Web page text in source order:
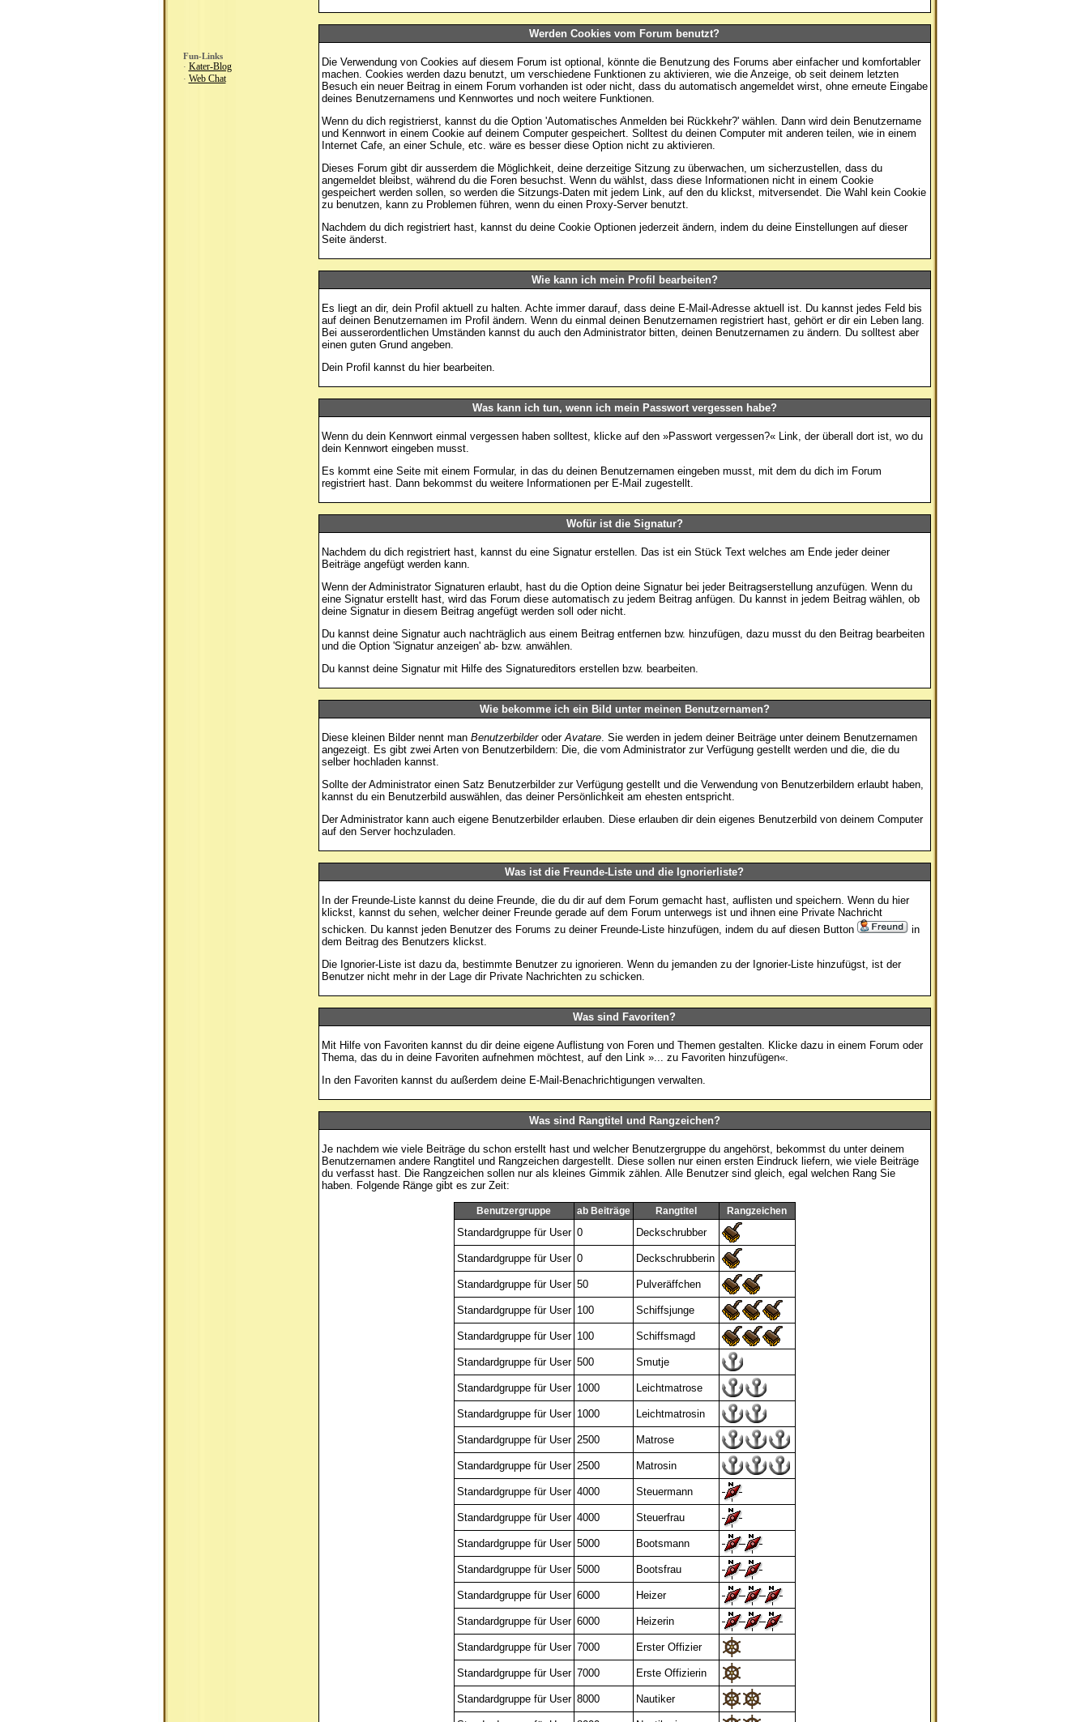
Fun-Links
· Kater-Blog
· Web Chat
Werden Cookies vom Forum benutzt?
Die Verwendung von Cookies auf diesem Forum ist optional, könnte die Benutzung des Forums aber einfacher und komfortabler
machen. Cookies werden dazu benutzt, um verschiedene Funktionen zu aktivieren, wie die Anzeige, ob seit deinem letzten
Besuch ein neuer Beitrag in einem Forum vorhanden ist oder nicht, dass du automatisch angemeldet wirst, ohne erneute Eingabe
deines Benutzernamens und Kennwortes und noch weitere Funktionen.
Wenn du dich registrierst, kannst du die Option 'Automatisches Anmelden bei Rückkehr?' wählen. Dann wird dein Benutzername
und Kennwort in einem Cookie auf deinem Computer gespeichert. Solltest du deinen Computer mit anderen teilen, wie in einem
Internet Cafe, an einer Schule, etc. wäre es besser diese Option nicht zu aktivieren.
Dieses Forum gibt dir ausserdem die Möglichkeit, deine derzeitige Sitzung zu überwachen, um sicherzustellen, dass du
angemeldet bleibst, während du die Foren besuchst. Wenn du wählst, dass diese Informationen nicht in einem Cookie
gespeichert werden sollen, so werden die Sitzungs-Daten mit jedem Link, auf den du klickst, mitversendet. Die Wahl kein Cookie
zu benutzen, kann zu Problemen führen, wenn du einen Proxy-Server benutzt.
Nachdem du dich registriert hast, kannst du deine Cookie Optionen jederzeit ändern, indem du deine Einstellungen auf dieser
Seiteänderst.
Wie kann ich mein Profil bearbeiten?
Es liegt an dir, dein Profil aktuell zu halten. Achte immer darauf, dass deine E-Mail-Adresse aktuell ist. Du kannst jedes Feld bis
auf deinen Benutzernamen im Profil ändern. Wenn du einmal deinen Benutzernamen registriert hast, gehört er dir ein Leben lang.
Bei ausserordentlichen Umständen kannst du auch den Administrator bitten, deinen Benutzernamen zu ändern. Du solltest aber
einen guten Grund angeben.
Dein Profil kannst du hierbearbeiten.
Was kann ich tun, wenn ich mein Passwort vergessen habe?
Wenn du dein Kennwort einmal vergessen haben solltest, klicke auf den »Passwort vergessen?« Link, der überall dort ist, wo du
dein Kennwort eingeben musst.
Es kommt eine Seite mit einem Formular, in das du deinen Benutzernamen eingeben musst, mit dem du dich im Forum
registriert hast. Dann bekommst du weitere Informationen per E-Mail zugestellt.
Wofür ist die Signatur?
Nachdem du dich registriert hast, kannst du eine Signatur erstellen. Das ist ein Stück Text welches am Ende jeder deiner
Beiträge angefügt werden kann.
Wenn der Administrator Signaturen erlaubt, hast du die Option deine Signatur bei jeder Beitragserstellung anzufügen. Wenn du
eine Signatur erstellt hast, wird das Forum diese automatisch zu jedem Beitrag anfügen. Du kannst in jedem Beitrag wählen, ob
deine Signatur in diesem Beitrag angefügt werden soll oder nicht.
Du kannst deine Signatur auch nachträglich aus einem Beitrag entfernen bzw. hinzufügen, dazu musst du den Beitrag bearbeiten
und die Option 'Signatur anzeigen' ab- bzw. anwählen.
Du kannst deine Signatur mit Hilfe des Signatureditors erstellen bzw. bearbeiten.
Wie bekomme ich ein Bild unter meinen Benutzernamen?
Diese kleinen Bilder nennt man BenutzerbilderoderAvatare. Sie werden in jedem deiner Beiträge unter deinem Benutzernamen
angezeigt. Es gibt zwei Arten von Benutzerbildern: Die, die vom Administrator zur Verfügung gestellt werden und die, die du
selber hochladen kannst.
Sollte der Administrator einen Satz Benutzerbilder zur Verfügung gestellt und die Verwendung von Benutzerbildern erlaubt haben,
kannst du ein Benutzerbild auswählen, das deiner Persönlichkeit am ehesten entspricht.
Der Administrator kann auch eigene Benutzerbilder erlauben. Diese erlauben dir dein eigenes Benutzerbild von deinem Computer
auf den Server hochzuladen.
Was ist die Freunde-Liste und die Ignorierliste?
In der Freunde-Liste kannst du deine Freunde, die du dir auf dem Forum gemacht hast, auflisten und speichern. Wenn du hier
klickst, kannst du sehen, welcher deiner Freunde gerade auf dem Forum unterwegs ist und ihnen eine Private Nachricht
schicken. Du kannst jeden Benutzer des Forums zu deiner Freunde-Liste hinzufügen, indem du auf diesen Button
in
dem Beitrag des Benutzers klickst.
Die Ignorier-Liste ist dazu da, bestimmte Benutzer zu ignorieren. Wenn du jemanden zu der Ignorier-Liste hinzufügst, ist der
Benutzer nicht mehr in der Lage dir Private Nachrichten zu schicken.
Was sind Favoriten?
Mit Hilfe von Favoriten kannst du dir deine eigene Auflistung von Foren und Themen gestalten. Klicke dazu in einem Forum oder
Thema, das du in deine Favoriten aufnehmen möchtest, auf den Link »... zu Favoriten hinzufügen«.
In den Favoritenkannst du außerdem deine E-Mail-Benachrichtigungen verwalten.
Was sind Rangtitel und Rangzeichen?
Je nachdem wie viele Beiträge du schon erstellt hast und welcher Benutzergruppe du angehörst, bekommst du unter deinem
Benutzernamen andere Rangtitel und Rangzeichen dargestellt. Diese sollen nur einen ersten Eindruck liefern, wie viele Beiträge
du verfasst hast. Die Rangzeichen sollen nur als kleines Gimmik zählen. Alle Benutzer sind gleich, egal welchen Rang Sie
haben. Folgende Ränge gibt es zur Zeit:
Benutzergruppe ab Beiträge Rangtitel Rangzeichen
Standardgruppe für User 0 Deckschrubber
Standardgruppe für User 0 Deckschrubberin
Standardgruppe für User 50 Pulveräffchen
Standardgruppe für User 100 Schiffsjunge
Standardgruppe für User 100 Schiffsmagd
Standardgruppe für User 500 Smutje
Standardgruppe für User 1000 Leichtmatrose
Standardgruppe für User 1000 Leichtmatrosin
Standardgruppe für User 2500 Matrose
Standardgruppe für User 2500 Matrosin
Standardgruppe für User 4000 Steuermann
Standardgruppe für User 4000 Steuerfrau
Standardgruppe für User 5000 Bootsmann
Standardgruppe für User 5000 Bootsfrau
Standardgruppe für User 6000 Heizer
Standardgruppe für User 6000 Heizerin
Standardgruppe für User 7000 Erster Offizier
Standardgruppe für User 7000 Erste Offizierin
Standardgruppe für User 8000 Nautiker